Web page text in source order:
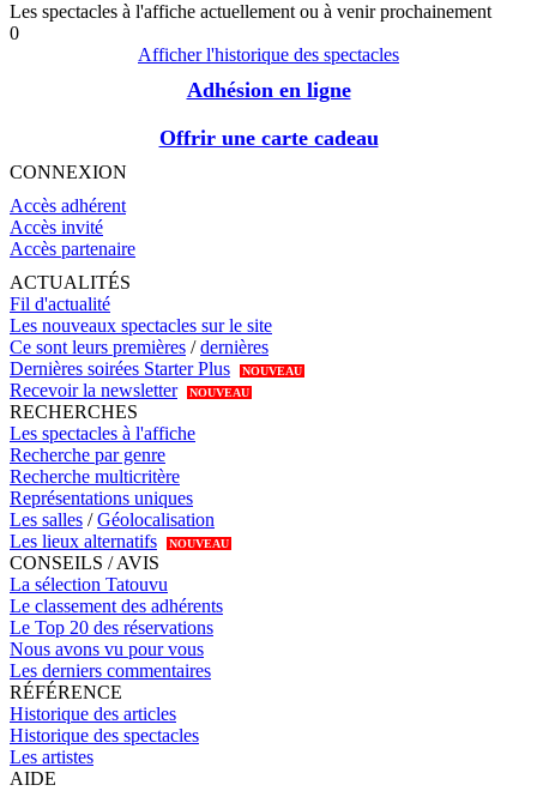
Les spectacles à l'affiche actuellement ou à venir prochainement
0
Afficher l'historique des spectacles
Adhésion en ligne
Offrir une carte cadeau
CONNEXION
Accès adhérent
Accès invité
Accès partenaire
ACTUALITÉS
Fil d'actualité
Les nouveaux spectacles sur le site
Ce sont leurs premières /dernières
Dernières soirées Starter Plus
NOUVEAU
Recevoir la newsletter NOUVEAU
RECHERCHES
Les spectacles à l'affiche
Recherche par genre
Recherche multicritère
Représentations uniques
Les salles /Géolocalisation
Les lieux alternatifs
NOUVEAU
CONSEILS / AVIS
La sélection Tatouvu
Le classement des adhérents
Le Top 20 des réservations
Nous avons vu pour vous
Les derniers commentaires
RÉFÉRENCE
Historique des articles
Historique des spectacles
Les artistes
AIDE